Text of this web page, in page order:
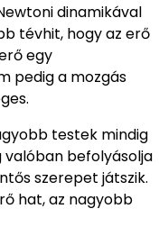
dinamikával
tévhit, hogy az erő
egy
pedig a mozgás
testek mindig
valóban befolyásolja
szerepet játszik.
hat, az nagyobb